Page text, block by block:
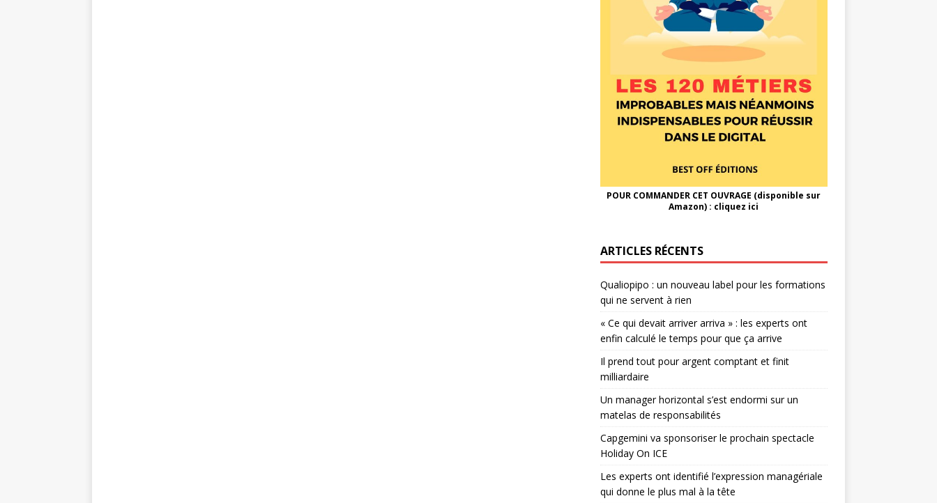
POUR COMMANDER CET OUVRAGE (disponible sur
Amazon) : cliquez ici
ARTICLES RÉCENTS
Qualiopipo : un nouveau label pour les formations
qui ne servent à rien
« Ce qui devait arriver arriva » : les experts ont
enfin calculé le temps pour que ça arrive
Il prend tout pour argent comptant et finit
milliardaire
Un manager horizontal s’est endormi sur un
matelas de responsabilités
Capgemini va sponsoriser le prochain spectacle
Holiday On ICE
Les experts ont identifié l’expression managériale
qui donne le plus mal à la tête